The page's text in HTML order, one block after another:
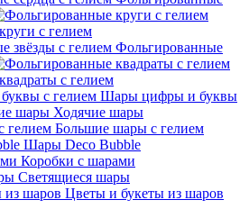
с гелием
Фольгированные
с гелием
Шары цифры и буквы
Ходячие шары
Большие шары с гелием
Шары Deco Bubble
Коробки с шарами
Светящиеся шары
Цветы и букеты из шаров